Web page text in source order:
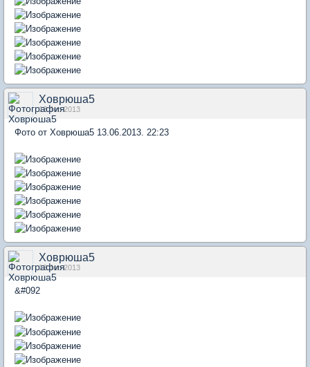
Ховрюша5
13 Jun 2013
Фото от Ховрюша5 13.06.2013. 22:23
Ховрюша5
13 Jun 2013
&#092